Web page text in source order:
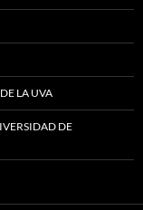
LA UVA
DE